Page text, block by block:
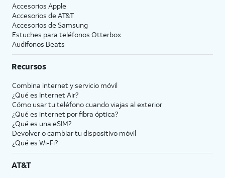
Accesorios Apple
Accesorios de AT&T
Accesorios de Samsung
Estuches para teléfonos Otterbox
Audífonos Beats
Recursos
Combina internet y servicio móvil
¿Qué es Internet Air?
Cómo usar tu teléfono cuando viajas al exterior
¿Qué es internet por fibra óptica?
¿Qué es una eSIM?
Devolver o cambiar tu dispositivo móvil
¿Qué es Wi-Fi?
AT&T